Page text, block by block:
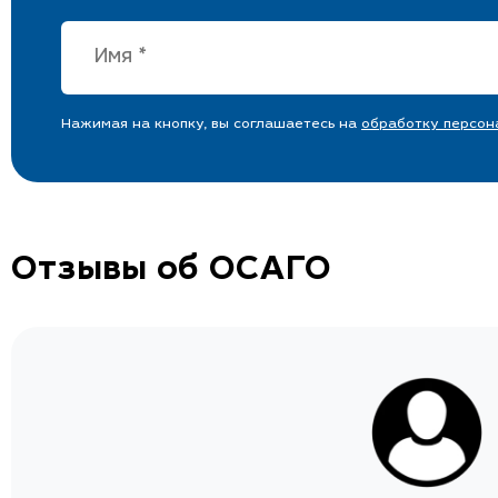
Нажимая на кнопку, вы соглашаетесь на обработку
Отзывы об ОСАГО